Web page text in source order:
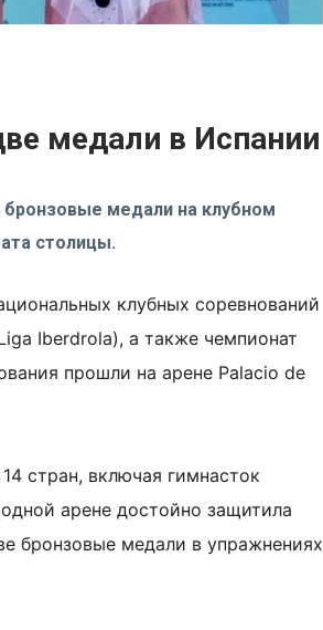
медали в Испании
медали на клубном
столицы.
клубных соревнований
Iberdrola), а также чемпионат
прошли на арене Palacio de
стран, включая гимнасток
арене достойно защитила
бронзовые медали в упражнениях